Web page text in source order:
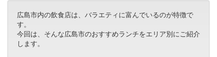
広島市内の飲食店は、バラエティに富んでいるのが特徴で
す。
今回は、そんな広島市のおすすめランチをエリア別にご紹介
します。